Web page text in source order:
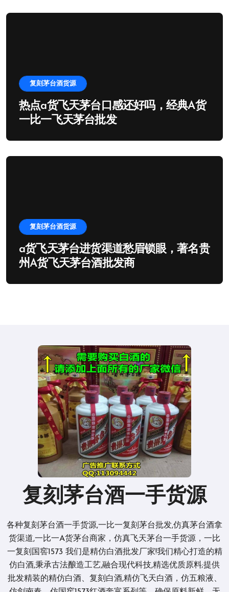
复刻茅台酒货源
热点a货飞天茅台口感还好吗，经典A货
一比一飞天茅台批发
复刻茅台酒货源
a货飞天茅台进货渠道愁眉锁眼，著名贵
州A货飞天茅台酒批发商
复刻茅台酒一手货源
各种复刻茅台酒一手货源,一比一复刻茅台批发,仿真茅台酒拿
货渠道,一比一A货茅台商家，仿真飞天茅台一手货源，一比
一复刻国窖1573 我们是精仿白酒批发厂家!我们精心打造的精
仿白酒,秉承古法酿造工艺,融合现代科技,精选优质原料;提供
批发精装的精仿白酒、复刻白酒,精仿飞天白酒，仿五粮液、